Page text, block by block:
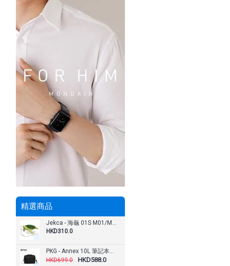
精選商品
Jekca - 海龜 01S M01/M02
HKD310.0
PKG - Annex 10L 筆記本電腦包 10L
HKD699.0
HKD588.0